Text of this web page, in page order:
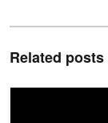
Related posts
NVIDIA GB300